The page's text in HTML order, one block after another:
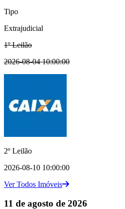
Tipo
Extrajudicial
1º Leilão
2026-08-04 10:00:00
2º Leilão
2026-08-10 10:00:00
Ver Todos Imóveis
11 de agosto de 2026